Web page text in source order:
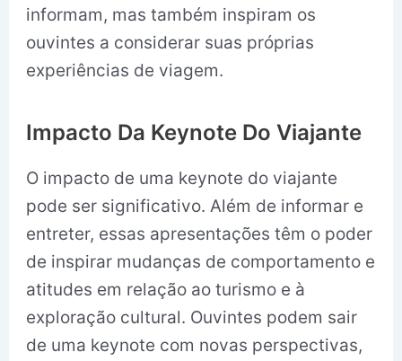
informam, mas também inspiram os
ouvintes a considerar suas próprias
experiências de viagem.
Impacto Da Keynote Do Viajante
O impacto de uma keynote do viajante
pode ser significativo. Além de informar e
entreter, essas apresentações têm o poder
de inspirar mudanças de comportamento e
atitudes em relação ao turismo e à
exploração cultural. Ouvintes podem sair
de uma keynote com novas perspectivas,